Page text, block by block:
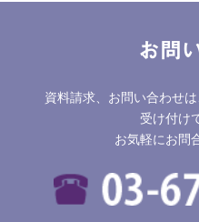
お問
資料請求、お問い合わせ
受け付け
お気軽にお問